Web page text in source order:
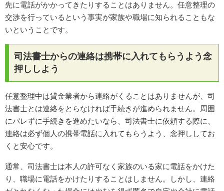
先に電話がかかってきたりすることはありません。任意整理の
交渉を行っているという事実が家族や職場に知られることもな
いということです。
司法書士からの連絡は携帯に入れてもらうよう念
押ししよう
任意整理中は貸金業者から連絡がくることはありませんが、司
法書士とは連絡をとらなければ手続きが進められません。周囲
にバレずに手続きを進めたいなら、司法書士に依頼する際に、
連絡は必ず個人の携帯電話に入れてもらうよう、念押ししてお
くと安心です。
通常、司法書士は本人の許可なく家族のいる家に電話をかけた
り、職場に電話をかけたりすることはしません。しかし、連絡